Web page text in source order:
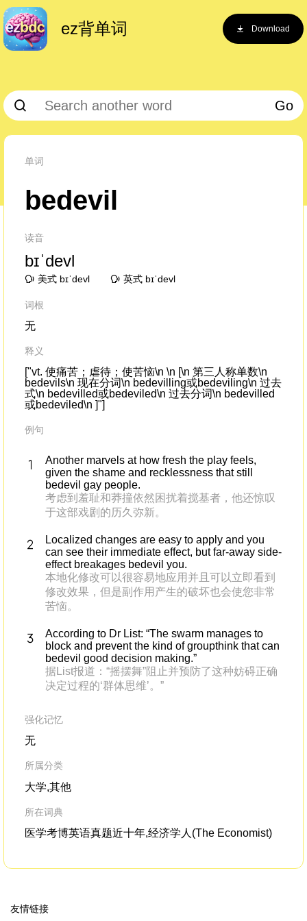
ez背单词 Download
Go
单词
bedevil
读音
bɪˈdevl
美式 bɪˈdevl 英式 bɪˈdevl
词根
无
释义
["vt. 使痛苦；虐待；使苦恼\n \n [\n 第三人称单数\n
bedevils\n 现在分词\n bedevilling或bedeviling\n 过去
式\n bedevilled或bedeviled\n 过去分词\n bedevilled
或bedeviled\n ]"]
例句
Another marvels at how fresh the play feels,
given the shame and recklessness that still
bedevil gay people.
考虑到羞耻和莽撞依然困扰着搅基者，他还惊叹
于这部戏剧的历久弥新。
Localized changes are easy to apply and you
can see their immediate effect, but far-away side-
effect breakages bedevil you.
本地化修改可以很容易地应用并且可以立即看到
修改效果，但是副作用产生的破坏也会使您非常
苦恼。
According to Dr List: “The swarm manages to
block and prevent the kind of groupthink that can
bedevil good decision making.”
据List报道：“摇摆舞”阻止并预防了这种妨碍正确
决定过程的‘群体思维’。”
强化记忆
无
所属分类
大学,其他
所在词典
医学考博英语真题近十年,经济学人(The Economist)
友情链接